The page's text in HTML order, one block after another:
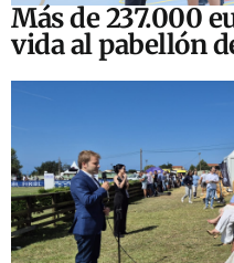
Más de 237.000
vida al pabellón